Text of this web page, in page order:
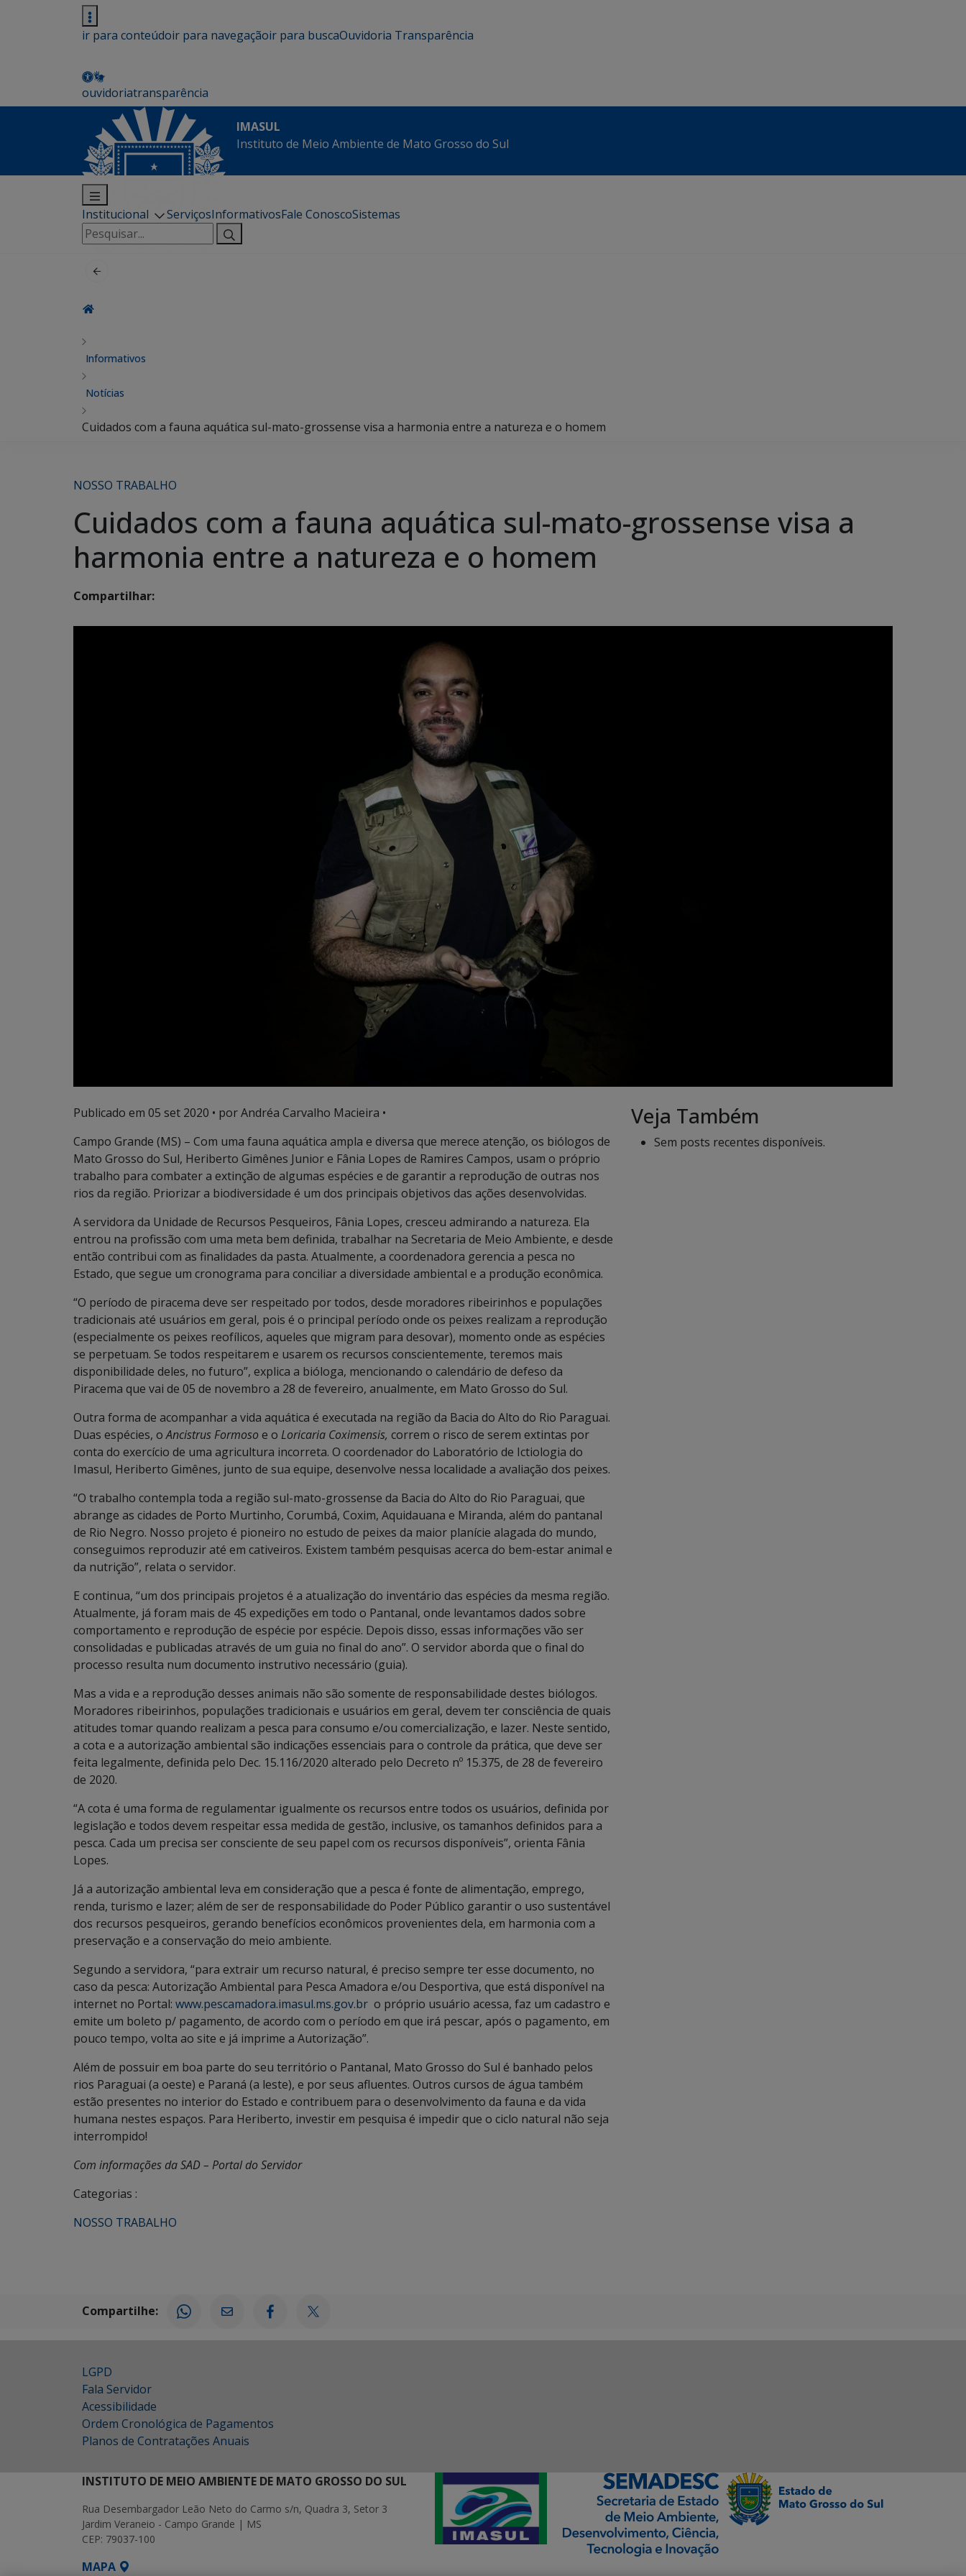
ir para conteúdoir para navegaçãoir para buscaOuvidoria Transparência
ouvidoriatransparência
IMASUL
Instituto de Meio Ambiente de Mato Grosso do Sul
Institucional ServiçosInformativosFale ConoscoSistemas
Pesquisar
por:
Informativos
Notícias
Cuidados com a fauna aquática sul-mato-grossense visa a harmonia entre a natureza e o homem
NOSSO TRABALHO
Cuidados com a fauna aquática sul-mato-grossense visa a
harmonia entre a natureza e o homem
Compartilhar:
Publicado em 05 set 2020 • por Andréa Carvalho Macieira •
Campo Grande (MS) – Com uma fauna aquática ampla e diversa que merece atenção, os biólogos de
Mato Grosso do Sul, Heriberto Gimênes Junior e Fânia Lopes de Ramires Campos, usam o próprio
trabalho para combater a extinção de algumas espécies e de garantir a reprodução de outras nos
rios da região. Priorizar a biodiversidade é um dos principais objetivos das ações desenvolvidas.
A servidora da Unidade de Recursos Pesqueiros, Fânia Lopes, cresceu admirando a natureza. Ela
entrou na profissão com uma meta bem definida, trabalhar na Secretaria de Meio Ambiente, e desde
então contribui com as finalidades da pasta. Atualmente, a coordenadora gerencia a pesca no
Estado, que segue um cronograma para conciliar a diversidade ambiental e a produção econômica.
“O período de piracema deve ser respeitado por todos, desde moradores ribeirinhos e populações
tradicionais até usuários em geral, pois é o principal período onde os peixes realizam a reprodução
(especialmente os peixes reofílicos, aqueles que migram para desovar), momento onde as espécies
se perpetuam. Se todos respeitarem e usarem os recursos conscientemente, teremos mais
disponibilidade deles, no futuro”, explica a bióloga, mencionando o calendário de defeso da
Piracema que vai de 05 de novembro a 28 de fevereiro, anualmente, em Mato Grosso do Sul.
Outra forma de acompanhar a vida aquática é executada na região da Bacia do Alto do Rio Paraguai.
Duas espécies, oAncistrus Formosoe o Loricaria Coximensis, correm o risco de serem extintas por
conta do exercício de uma agricultura incorreta. O coordenador do Laboratório de Ictiologia do
Imasul, Heriberto Gimênes, junto de sua equipe, desenvolve nessa localidade a avaliação dos peixes.
“O trabalho contempla toda a região sul-mato-grossense da Bacia do Alto do Rio Paraguai, que
abrange as cidades de Porto Murtinho, Corumbá, Coxim, Aquidauana e Miranda, além do pantanal
de Rio Negro. Nosso projeto é pioneiro no estudo de peixes da maior planície alagada do mundo,
conseguimos reproduzir até em cativeiros. Existem também pesquisas acerca do bem-estar animal e
da nutrição”, relata o servidor.
E continua, “um dos principais projetos é a atualização do inventário das espécies da mesma região.
Atualmente, já foram mais de 45 expedições em todo o Pantanal, onde levantamos dados sobre
comportamento e reprodução de espécie por espécie. Depois disso, essas informações vão ser
consolidadas e publicadas através de um guia no final do ano”. O servidor aborda que o final do
processo resulta num documento instrutivo necessário (guia).
Mas a vida e a reprodução desses animais não são somente de responsabilidade destes biólogos.
Moradores ribeirinhos, populações tradicionais e usuários em geral, devem ter consciência de quais
atitudes tomar quando realizam a pesca para consumo e/ou comercialização, e lazer. Neste sentido,
a cota e a autorização ambiental são indicações essenciais para o controle da prática, que deve ser
feita legalmente, definida pelo Dec. 15.116/2020 alterado pelo Decreto nº 15.375, de 28 de fevereiro
de 2020.
“A cota é uma forma de regulamentar igualmente os recursos entre todos os usuários, definida por
legislação e todos devem respeitar essa medida de gestão, inclusive, os tamanhos definidos para a
pesca. Cada um precisa ser consciente de seu papel com os recursos disponíveis”, orienta Fânia
Lopes.
Já a autorização ambiental leva em consideração que a pesca é fonte de alimentação, emprego,
renda, turismo e lazer; além de ser de responsabilidade do Poder Público garantir o uso sustentável
dos recursos pesqueiros, gerando benefícios econômicos provenientes dela, em harmonia com a
preservação e a conservação do meio ambiente.
Segundo a servidora, “para extrair um recurso natural, é preciso sempre ter esse documento, no
caso da pesca: Autorização Ambiental para Pesca Amadora e/ou Desportiva, que está disponível na
internet no Portal: www.pescamadora.imasul.ms.gov.br o próprio usuário acessa, faz um cadastro e
emite um boleto p/ pagamento, de acordo com o período em que irá pescar, após o pagamento, em
pouco tempo, volta ao site e já imprime a Autorização”.
Além de possuir em boa parte do seu território o Pantanal, Mato Grosso do Sul é banhado pelos
rios Paraguai (a oeste) e Paraná (a leste), e por seus afluentes. Outros cursos de água também
estão presentes no interior do Estado e contribuem para o desenvolvimento da fauna e da vida
humana nestes espaços. Para Heriberto, investir em pesquisa é impedir que o ciclo natural não seja
interrompido!
Com informações da SAD – Portal do Servidor
Categorias :
NOSSO TRABALHO
Veja Também
Sem posts recentes disponíveis.
Compartilhe:
LGPD
Fala Servidor
Acessibilidade
Ordem Cronológica de Pagamentos
Planos de Contratações Anuais
INSTITUTO DE MEIO AMBIENTE DE MATO GROSSO DO SUL
Rua Desembargador Leão Neto do Carmo s/n, Quadra 3, Setor 3
Jardim Veraneio - Campo Grande | MS
CEP: 79037-100
MAPA